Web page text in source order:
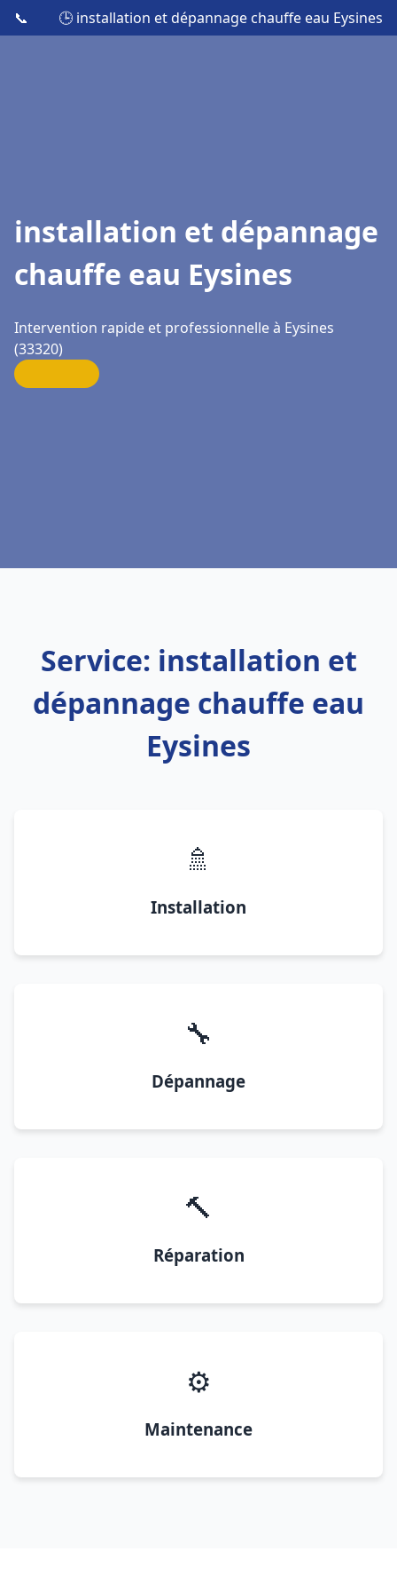
📞 🕒 installation et dépannage chauffe eau Eysines
installation et dépannage
chauffe eau Eysines
Intervention rapide et professionnelle à Eysines
(33320)
Service: installation et
dépannage chauffe eau
Eysines
🚿
Installation
🔧
Dépannage
🔨
Réparation
⚙️
Maintenance